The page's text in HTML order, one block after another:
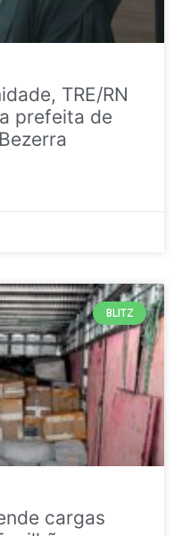
TRE/RN
prefeita de
BLITZ
cargas